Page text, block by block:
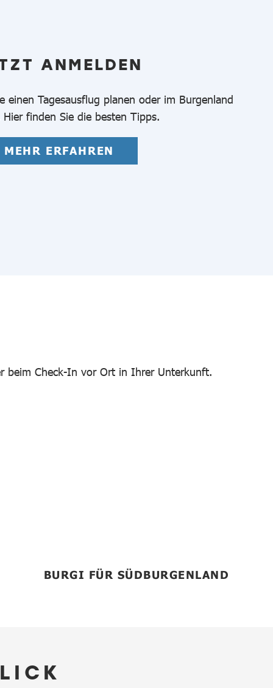
ANMELDEN
einen Tagesausflug planen oder im Burgenland
finden Sie die besten Tipps.
MEHR ERFAHREN
beim Check-In vor Ort in Ihrer Unterkunft.
BURGI FÜR SÜDBURGENLAND